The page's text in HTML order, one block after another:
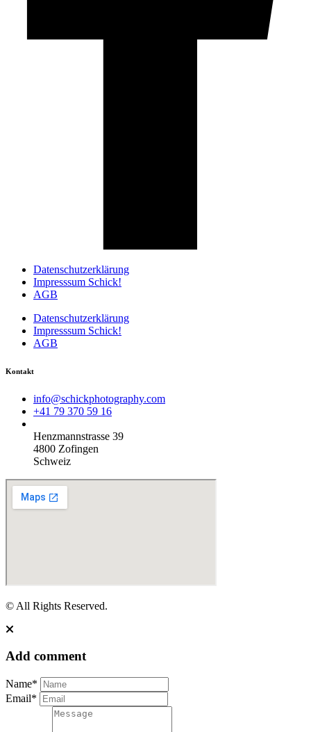
Datenschutzerklärung
Impresssum Schick!
AGB
Datenschutzerklärung
Impresssum Schick!
AGB
Kontakt
info@schickphotography.com
+41 79 370 59 16
Henzmannstrasse 39
4800 Zofingen
Schweiz
© All Rights Reserved.
Add comment
Name*
Email*